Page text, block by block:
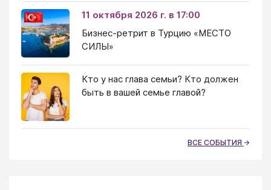
11 октября 2026 г. в 17:00
Бизнес-ретрит в Турцию «МЕСТО
СИЛЫ»
Кто у нас глава семьи? Кто должен
быть в вашей семье главой?
ВСЕ СОБЫТИЯ